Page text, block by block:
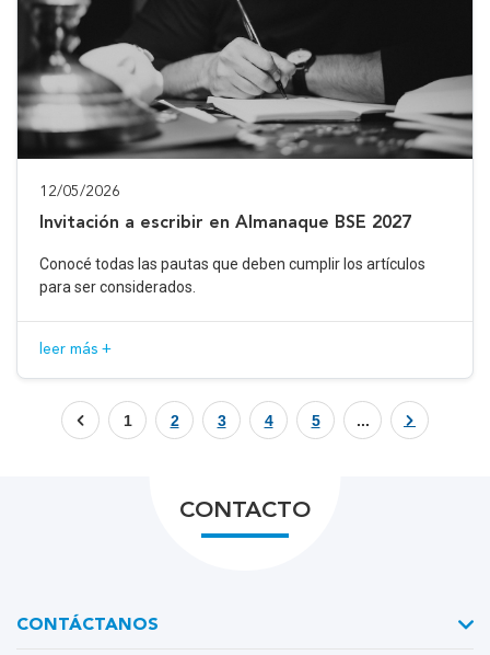
12/05/2026
Invitación a escribir en Almanaque BSE 2027
Conocé todas las pautas que deben cumplir los artículos
para ser considerados.
leer más +
1 2 3 4 5 ...
CONTACTO
CONTÁCTANOS